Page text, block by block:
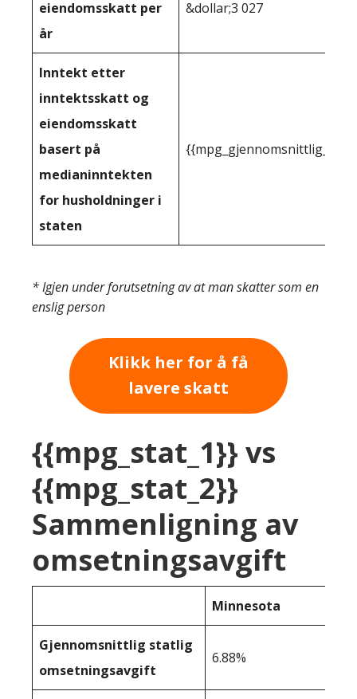
eiendomsskatt per
år
&dollar;3 027
Inntekt etter
inntektsskatt og
eiendomsskatt
basert på
medianinntekten
for husholdninger i
staten
* Igjen under forutsetning av at man skatter som en
enslig person
Klikk her for å få
lavere skatt
{{mpg_stat_1}} vs
{{mpg_stat_2}}
Sammenligning av
omsetningsavgift
Minnesota
Gjennomsnittlig statlig
omsetningsavgift
6.88%